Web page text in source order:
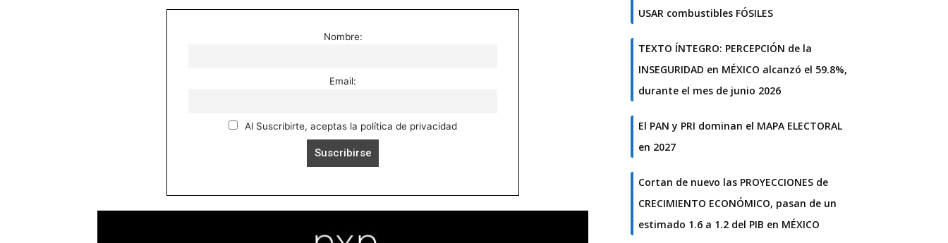
Nombre:
Email:
Al Suscribirte, aceptas la política de privacidad
USAR combustibles FÓSILES
TEXTO ÍNTEGRO: PERCEPCIÓN de la
INSEGURIDAD en MÉXICO alcanzó el 59.8%,
durante el mes de junio 2026
El PAN y PRI dominan el MAPA ELECTORAL
en 2027
Cortan de nuevo las PROYECCIONES de
CRECIMIENTO ECONÓMICO, pasan de un
estimado 1.6 a 1.2 del PIB en MÉXICO